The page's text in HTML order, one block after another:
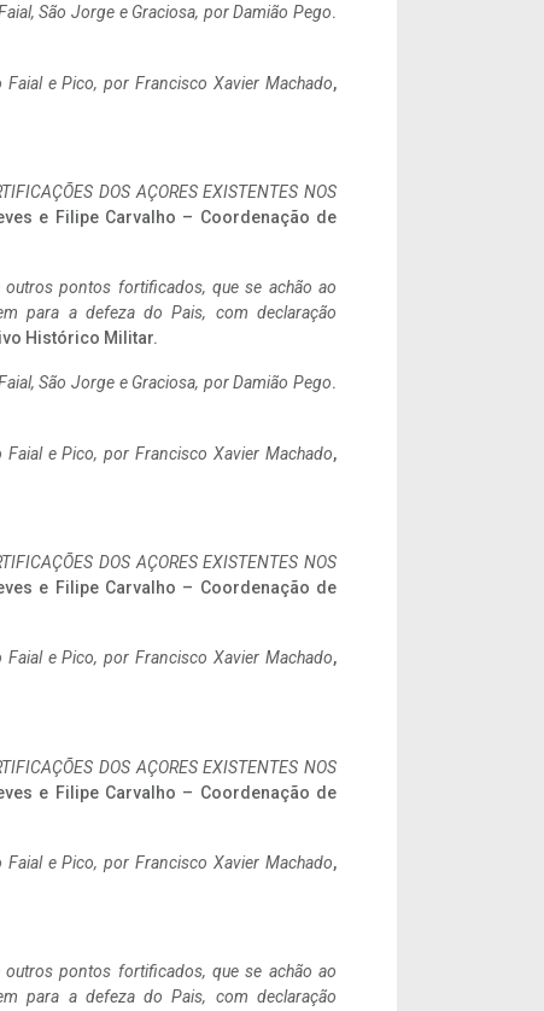
São Jorge e Graciosa, por Damião Pego.
e Pico, por Francisco Xavier Machado,
DOS AÇORES EXISTENTES NOS
e Filipe Carvalho – Coordenação de
outros pontos fortificados, que se achão ao
para a defeza do Pais, com declaração
Histórico Militar.
São Jorge e Graciosa, por Damião Pego.
e Pico, por Francisco Xavier Machado,
DOS AÇORES EXISTENTES NOS
e Filipe Carvalho – Coordenação de
e Pico, por Francisco Xavier Machado,
DOS AÇORES EXISTENTES NOS
e Filipe Carvalho – Coordenação de
e Pico, por Francisco Xavier Machado,
outros pontos fortificados, que se achão ao
para a defeza do Pais, com declaração